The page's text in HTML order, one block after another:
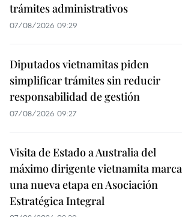
trámites administrativos
07/08/2026 09:29
Diputados vietnamitas piden
simplificar trámites sin reducir
responsabilidad de gestión
07/08/2026 09:27
Visita de Estado a Australia del
máximo dirigente vietnamita marca
una nueva etapa en Asociación
Estratégica Integral